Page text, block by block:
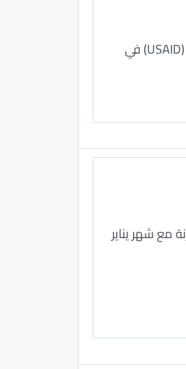
الاقتصادي- يكشف مسح أجراه "الاقتصادي" أن عشرات المشاريع التنموية التي كانت تنفذها الوكالة الأمريكية للتنمية الدولية (USAID) في
مع شهر يناير